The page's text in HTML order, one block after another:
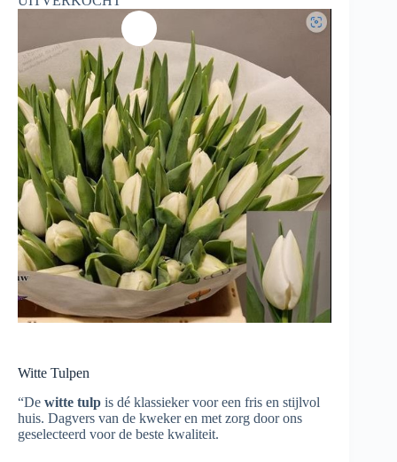
Witte Tulpen
“De witte tulp is dé klassieker voor een fris en stijlvol
huis. Dagvers van de kweker en met zorg door ons
geselecteerd voor de beste kwaliteit.